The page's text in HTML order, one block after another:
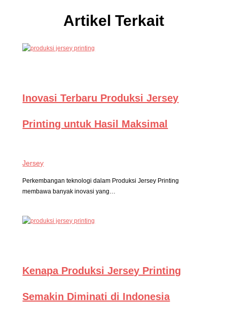
Artikel Terkait
Inovasi Terbaru Produksi Jersey
Printing untuk Hasil Maksimal
Jersey
Perkembangan teknologi dalam Produksi Jersey Printing
membawa banyak inovasi yang…
Kenapa Produksi Jersey Printing
Semakin Diminati di Indonesia